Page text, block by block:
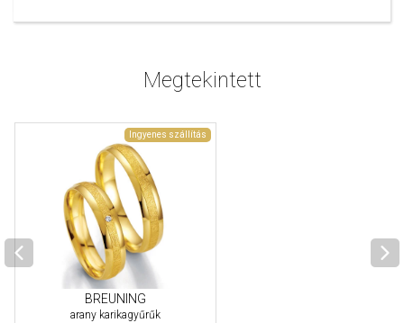
Megtekintett
Ingyenes szállítás
BREUNING
arany karikagyűrűk